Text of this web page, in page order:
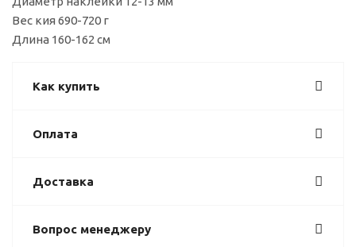
Вес кия 690-720 г
Длина 160-162 см
Как купить
Оплата
Доставка
Вопрос менеджеру